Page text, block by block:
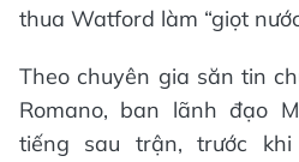
thua Watford làm “giọt
Theo chuyên gia săn tin
Romano, ban lãnh đạo
tiếng sau trận, trước